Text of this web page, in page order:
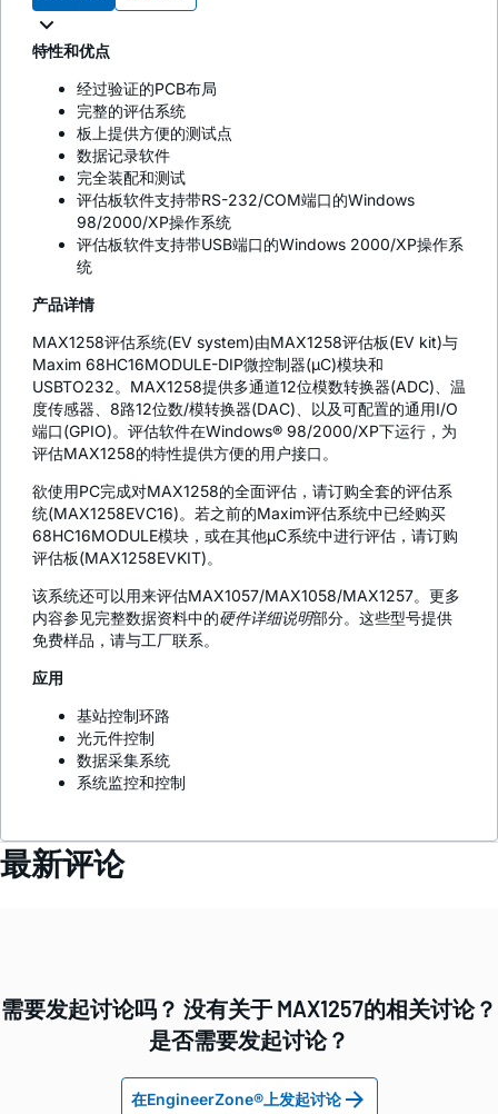
特性和优点
经过验证的PCB布局
完整的评估系统
板上提供方便的测试点
数据记录软件
完全装配和测试
评估板软件支持带RS-232/COM端口的Windows
98/2000/XP操作系统
评估板软件支持带USB端口的Windows 2000/XP操作系
统
产品详情
MAX1258评估系统(EV system)由MAX1258评估板(EV kit)与
Maxim 68HC16MODULE-DIP微控制器(µC)模块和
USBTO232。MAX1258提供多通道12位模数转换器(ADC)、温
度传感器、8路12位数/模转换器(DAC)、以及可配置的通用I/O
端口(GPIO)。评估软件在Windows® 98/2000/XP下运行，为
评估MAX1258的特性提供方便的用户接口。
欲使用PC完成对MAX1258的全面评估，请订购全套的评估系
统(MAX1258EVC16)。若之前的Maxim评估系统中已经购买
68HC16MODULE模块，或在其他µC系统中进行评估，请订购
评估板(MAX1258EVKIT)。
该系统还可以用来评估MAX1057/MAX1058/MAX1257。更多
内容参见完整数据资料中的硬件详细说明部分。这些型号提供
免费样品，请与工厂联系。
应用
基站控制环路
光元件控制
数据采集系统
系统监控和控制
最新评论
需要发起讨论吗？ 没有关于 MAX1257的相关讨论？
是否需要发起讨论？
在EngineerZone®上发起讨论